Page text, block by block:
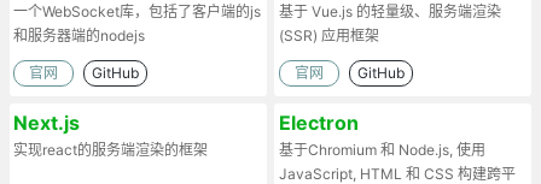
一个WebSocket库，包括了客户端的js
和服务器端的nodejs
官网 GitHub
基于 Vue.js 的轻量级、服务端渲染
(SSR) 应用框架
官网 GitHub
Next.js
实现react的服务端渲染的框架
Electron
基于Chromium 和 Node.js, 使用
JavaScript, HTML 和 CSS 构建跨平